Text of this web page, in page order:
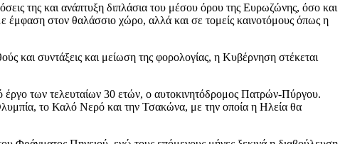
της και ανάπτυξη διπλάσια του μέσου όρου της Ευρωζώνης, όσο και
με έμφαση στον θαλάσσιο χώρο, αλλά και σε τομείς καινοτόμους όπως η
και συντάξεις και μείωση της φορολογίας, η Κυβέρνηση στέκεται
έργο των τελευταίων 30 ετών, ο αυτοκινητόδρομος Πατρών-Πύργου.
το Καλό Νερό και την Τσακώνα, με την οποία η Ηλεία θα